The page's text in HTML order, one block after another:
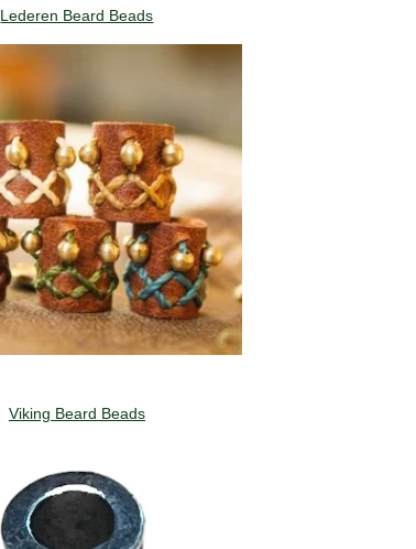
Lederen Beard Beads
Viking Beard Beads